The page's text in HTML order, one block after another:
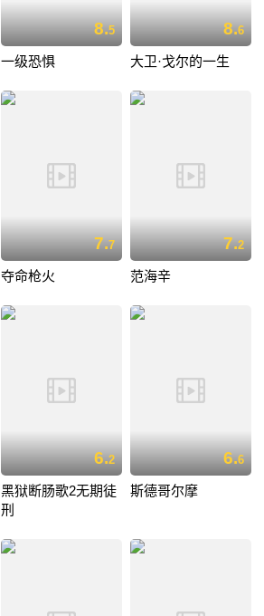
8.5
一级恐惧
8.6
大卫·戈尔的一生
7.7
夺命枪火
7.2
范海辛
6.2
黑狱断肠歌2无期徒
刑
6.6
斯德哥尔摩